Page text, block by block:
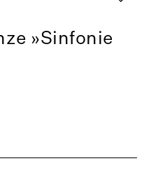
»Sinfonie